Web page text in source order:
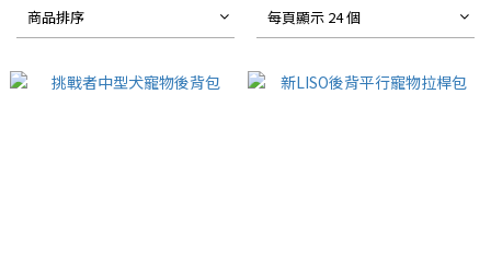
商品排序 每頁顯示 24 個